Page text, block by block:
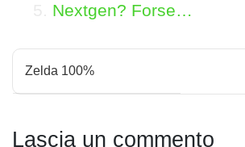
Nextgen? Forse…
N
a
v
Zelda 100%
Lascia un commento